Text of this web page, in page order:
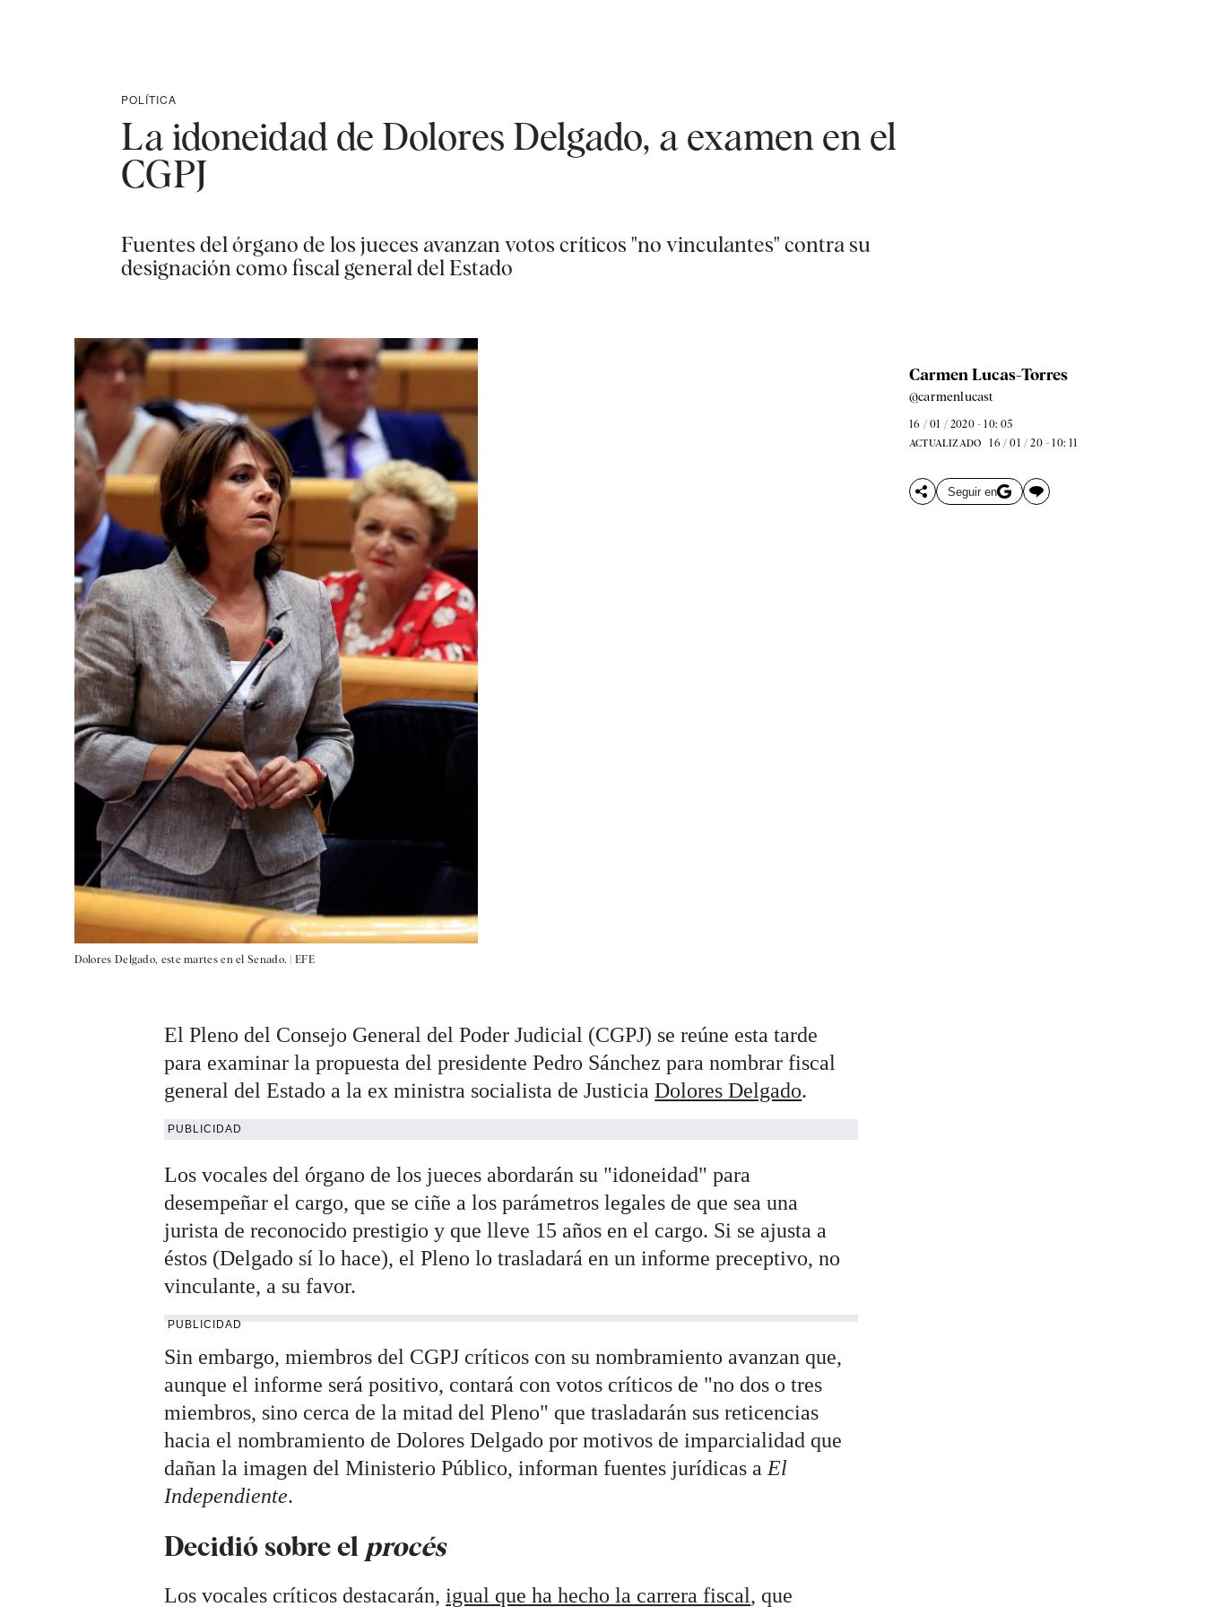
POLÍTICA
La idoneidad de Dolores Delgado, a examen en el
CGPJ
Fuentes del órgano de los jueces avanzan votos críticos "no vinculantes" contra su
designación como fiscal general del Estado
Dolores Delgado, este martes en el Senado. |EFE
Carmen Lucas-Torres
@carmenlucast
16 / 01 / 2020 - 10: 05
ACTUALIZADO 16 / 01 / 20 - 10: 11
Seguir en
El Pleno del Consejo General del Poder Judicial (CGPJ) se reúne esta tarde
para examinar la propuesta del presidente Pedro Sánchez para nombrar fiscal
general del Estado a la ex ministra socialista de JusticiaDolores Delgado.
PUBLICIDAD
Los vocales del órgano de los jueces abordarán su "idoneidad" para
desempeñar el cargo, que se ciñe a los parámetros legales de que sea una
jurista de reconocido prestigio y que lleve 15 años en el cargo. Si se ajusta a
éstos (Delgado sí lo hace), el Pleno lo trasladará en un informe preceptivo, no
vinculante, a su favor.
PUBLICIDAD
Sin embargo, miembros del CGPJ críticos con su nombramiento avanzan que,
aunque el informe será positivo, contará con votos críticos de "no dos o tres
miembros, sino cerca de la mitad del Pleno" que trasladarán sus reticencias
hacia el nombramiento de Dolores Delgado por motivos de imparcialidad que
dañan la imagen del Ministerio Público, informan fuentes jurídicas a El
Independiente.
Decidió sobre el procés
Los vocales críticos destacarán, igual que ha hecho la carrera fiscal, que